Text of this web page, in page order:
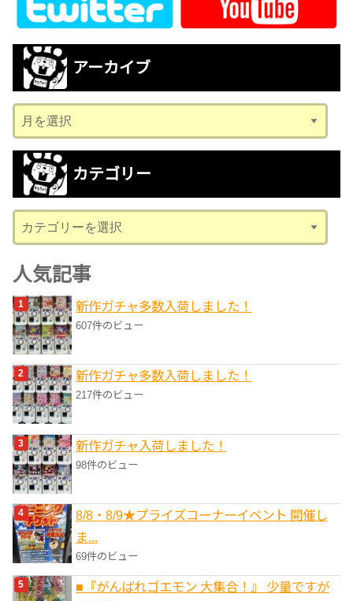
アーカイブ
ー
カ
ブ
カテゴリー
テ
ゴ
リ
ー
人気記事
新作ガチャ多数入荷しました！
607件のビュー
新作ガチャ多数入荷しました！
217件のビュー
新作ガチャ入荷しました！
98件のビュー
8/8・8/9★プライズコーナーイベント 開催し
ま...
69件のビュー
■『がんばれゴエモン 大集合！』 少量ですが